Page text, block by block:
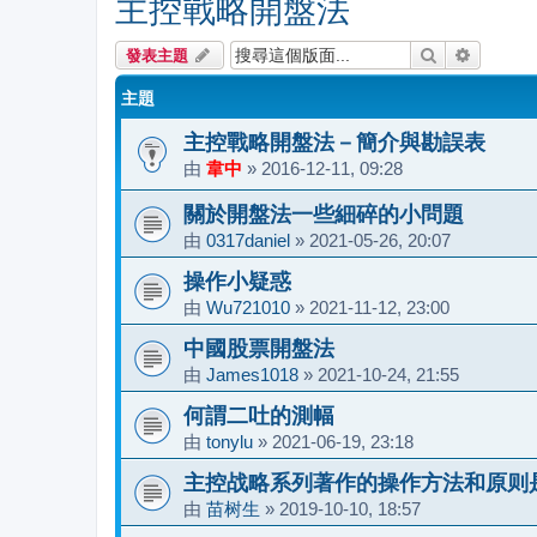
主控戰略開盤法
發表主題 搜尋
主題
主控戰略開盤法－簡介與勘誤表
由 韋中 » 2016-12-11, 09:28
關於開盤法一些細碎的小問題
由 0317daniel » 2021-05-26, 20:07
操作小疑惑
由 Wu721010 » 2021-11-12, 23:00
中國股票開盤法
由 James1018 » 2021-10-24, 21:55
何謂二吐的測幅
由 tonylu » 2021-06-19, 23:18
主控战略系列著作的操作方法和原
由 苗树生 » 2019-10-10, 18:57